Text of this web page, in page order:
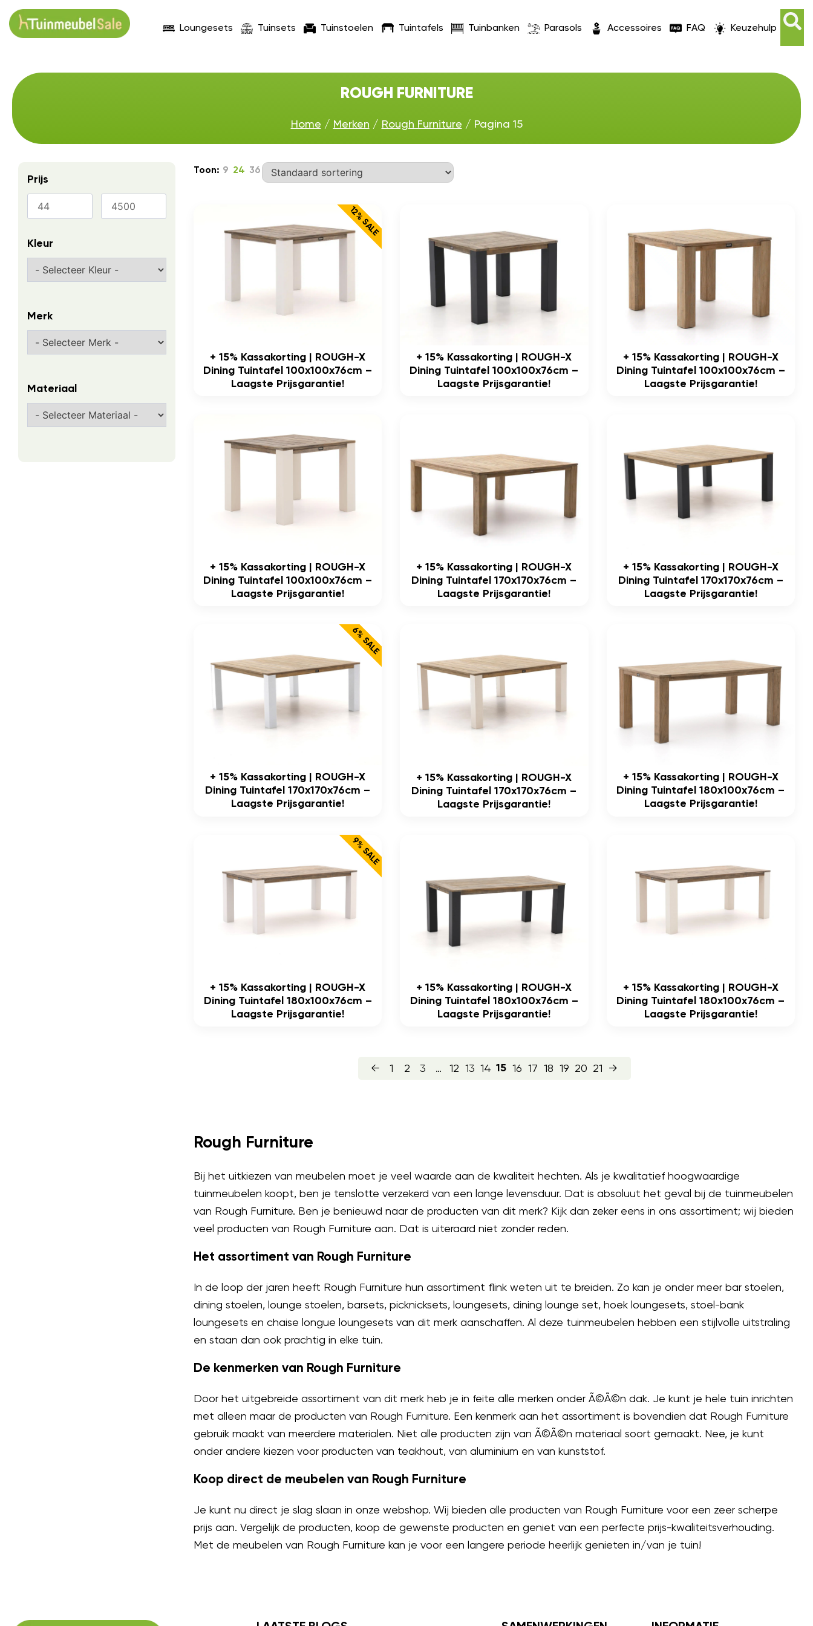
Loungesets Tuinsets Tuinstoelen Tuintafels Tuinbanken Parasols Accessoires FAQ Keuzehulp
ROUGH FURNITURE
Home / Merken / Rough Furniture / Pagina 15
Prijs
Kleur
Merk
Materiaal
Toon: 9 24 36
12% SALE
+ 15% Kassakorting | ROUGH-X
Dining Tuintafel 100x100x76cm –
Laagste Prijsgarantie!
+ 15% Kassakorting | ROUGH-X
Dining Tuintafel 100x100x76cm –
Laagste Prijsgarantie!
+ 15% Kassakorting | ROUGH-X
Dining Tuintafel 100x100x76cm –
Laagste Prijsgarantie!
+ 15% Kassakorting | ROUGH-X
Dining Tuintafel 100x100x76cm –
Laagste Prijsgarantie!
+ 15% Kassakorting | ROUGH-X
Dining Tuintafel 170x170x76cm –
Laagste Prijsgarantie!
+ 15% Kassakorting | ROUGH-X
Dining Tuintafel 170x170x76cm –
Laagste Prijsgarantie!
6% SALE
+ 15% Kassakorting | ROUGH-X
Dining Tuintafel 170x170x76cm –
Laagste Prijsgarantie!
+ 15% Kassakorting | ROUGH-X
Dining Tuintafel 170x170x76cm –
Laagste Prijsgarantie!
+ 15% Kassakorting | ROUGH-X
Dining Tuintafel 180x100x76cm –
Laagste Prijsgarantie!
9% SALE
+ 15% Kassakorting | ROUGH-X
Dining Tuintafel 180x100x76cm –
Laagste Prijsgarantie!
+ 15% Kassakorting | ROUGH-X
Dining Tuintafel 180x100x76cm –
Laagste Prijsgarantie!
+ 15% Kassakorting | ROUGH-X
Dining Tuintafel 180x100x76cm –
Laagste Prijsgarantie!
← 1 2 3 … 12 13 14 15 16 17 18 19 20 21 →
Rough Furniture
Bij het uitkiezen van meubelen moet je veel waarde aan de kwaliteit hechten. Als je kwalitatief hoogwaardige
tuinmeubelen koopt, ben je tenslotte verzekerd van een lange levensduur. Dat is absoluut het geval bij de tuinmeubelen
van Rough Furniture. Ben je benieuwd naar de producten van dit merk? Kijk dan zeker eens in ons assortiment; wij bieden
veel producten van Rough Furniture aan. Dat is uiteraard niet zonder reden.
Het assortiment van Rough Furniture
In de loop der jaren heeft Rough Furniture hun assortiment flink weten uit te breiden. Zo kan je onder meer bar stoelen,
dining stoelen, lounge stoelen, barsets, picknicksets, loungesets, dining lounge set, hoek loungesets, stoel-bank
loungesets en chaise longue loungesets van dit merk aanschaffen. Al deze tuinmeubelen hebben een stijlvolle uitstraling
en staan dan ook prachtig in elke tuin.
De kenmerken van Rough Furniture
Door het uitgebreide assortiment van dit merk heb je in feite alle merken onder Ã©Ã©n dak. Je kunt je hele tuin inrichten
met alleen maar de producten van Rough Furniture. Een kenmerk aan het assortiment is bovendien dat Rough Furniture
gebruik maakt van meerdere materialen. Niet alle producten zijn van Ã©Ã©n materiaal soort gemaakt. Nee, je kunt
onder andere kiezen voor producten van teakhout, van aluminium en van kunststof.
Koop direct de meubelen van Rough Furniture
Je kunt nu direct je slag slaan in onze webshop. Wij bieden alle producten van Rough Furniture voor een zeer scherpe
prijs aan. Vergelijk de producten, koop de gewenste producten en geniet van een perfecte prijs-kwaliteitsverhouding.
Met de meubelen van Rough Furniture kan je voor een langere periode heerlijk genieten in/van je tuin!